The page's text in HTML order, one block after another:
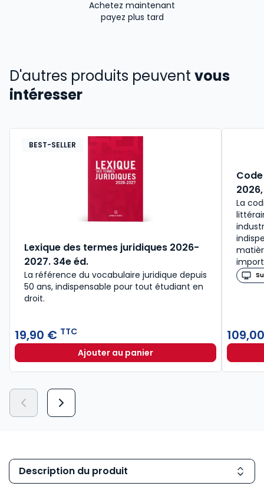
Achetez maintenant
payez plus tard
D'autres produits peuvent vous
intéresser
BEST-SELLER
Lexique des termes juridiques 2026-
2027. 34e éd.
La référence du vocabulaire juridique depuis
50 ans, indispensable pour tout étudiant en
droit.​
19,90 € TTC
Ajouter au panierLexique des termes juridiques
La
Description du produit